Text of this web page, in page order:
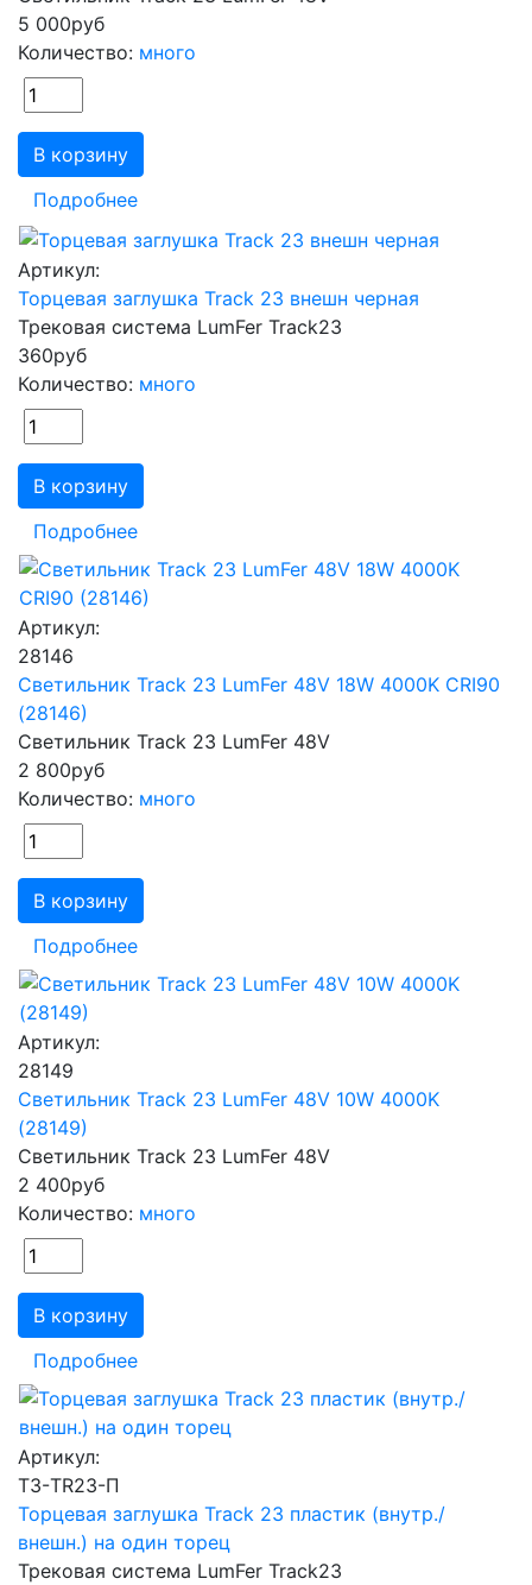
5 000руб
Количество: много
В корзину
Подробнее
Артикул:
Торцевая заглушка Track 23 внешн черная
Трековая система LumFer Track23
360руб
Количество: много
В корзину
Подробнее
Артикул:
28146
Светильник Track 23 LumFer 48V 18W 4000K CRI90
(28146)
Светильник Track 23 LumFer 48V
2 800руб
Количество: много
В корзину
Подробнее
Артикул:
28149
Светильник Track 23 LumFer 48V 10W 4000K
(28149)
Светильник Track 23 LumFer 48V
2 400руб
Количество: много
В корзину
Подробнее
Артикул:
ТЗ-TR23-П
Торцевая заглушка Track 23 пластик (внутр./
внешн.) на один торец
Трековая система LumFer Track23